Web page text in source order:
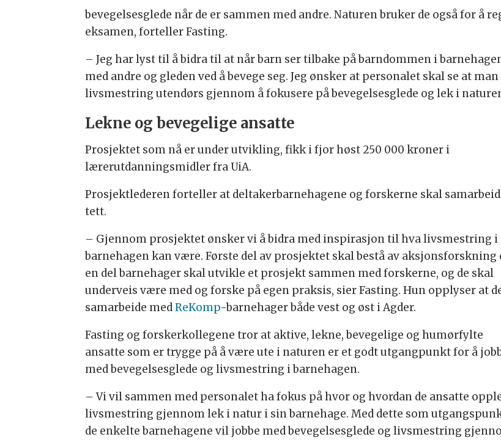
bevegelsesglede når de er sammen med andre. Naturen bruker de også for å
eksamen, forteller Fasting.
– Jeg har lyst til å bidra til at når barn ser tilbake på barndommen i
med andre og gleden ved å bevege seg. Jeg ønsker at personalet skal se at
livsmestring utendørs gjennom å fokusere på bevegelsesglede og lek i
Lekne og bevegelige ansatte
Prosjektet som nå er under utvikling, fikk i fjor høst 250 000 kroner i
lærerutdanningsmidler fra UiA.
Prosjektlederen forteller at deltakerbarnehagene og forskerne skal
tett.
– Gjennom prosjektet ønsker vi å bidra med inspirasjon til hva livsmestring i
barnehagen kan være. Første del av prosjektet skal bestå av aksjonsforskning
en del barnehager skal utvikle et prosjekt sammen med forskerne, og de skal
underveis være med og forske på egen praksis, sier Fasting. Hun opplyser at
samarbeide medReKomp-barnehager både vest og øst i Agder.
Fasting og forskerkollegene tror at aktive, lekne, bevegelige og humørfylte
ansatte som er trygge på å være ute i naturen er et godt utgangpunkt for å
med bevegelsesglede og livsmestring i barnehagen.
– Vi vil sammen med personalet ha fokus på hvor og hvordan de ansatte
livsmestring gjennom lek i natur i sin barnehage. Med dette som
de enkelte barnehagene vil jobbe med bevegelsesglede og livsmestring